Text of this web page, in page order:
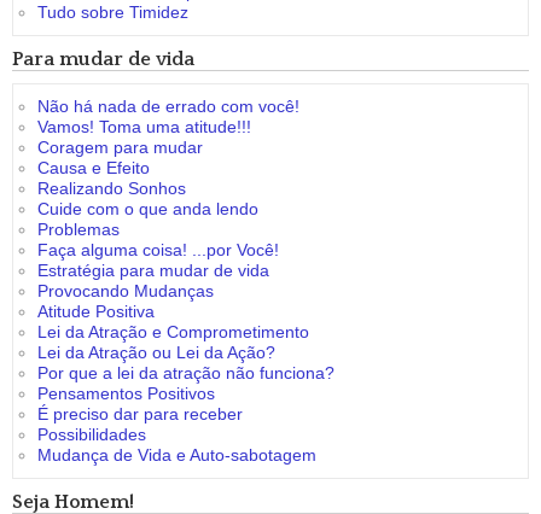
Tudo sobre Timidez
Para mudar de vida
Não há nada de errado com você!
Vamos! Toma uma atitude!!!
Coragem para mudar
Causa e Efeito
Realizando Sonhos
Cuide com o que anda lendo
Problemas
Faça alguma coisa! ...por Você!
Estratégia para mudar de vida
Provocando Mudanças
Atitude Positiva
Lei da Atração e Comprometimento
Lei da Atração ou Lei da Ação?
Por que a lei da atração não funciona?
Pensamentos Positivos
É preciso dar para receber
Possibilidades
Mudança de Vida e Auto-sabotagem
Seja Homem!